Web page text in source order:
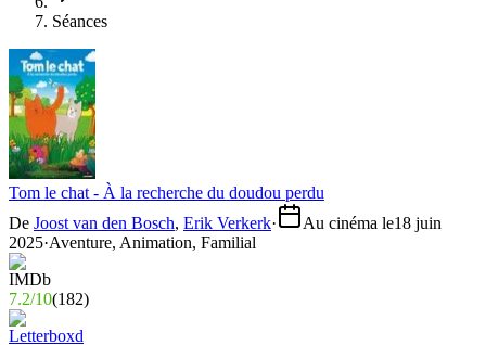
Séances
Tom le chat - À la recherche du doudou perdu
De Joost van den Bosch, Erik Verkerk· Au cinéma le18 juin
2025·Aventure, Animation, Familial
7.2/10(182)